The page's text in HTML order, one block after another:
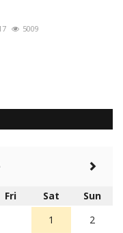
5009
Fri Sat
Sun
1
2